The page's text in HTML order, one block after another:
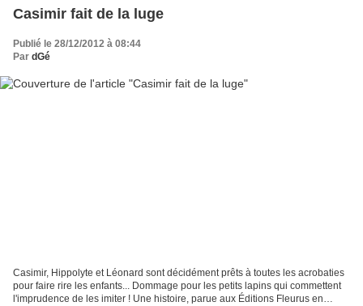
Casimir fait de la luge
Publié le 28/12/2012 à 08:44
Par dGé
Casimir, Hippolyte et Léonard sont décidément prêts à toutes les acrobaties
pour faire rire les enfants... Dommage pour les petits lapins qui commettent
l'imprudence de les imiter ! Une histoire, parue aux Éditions Fleurus en